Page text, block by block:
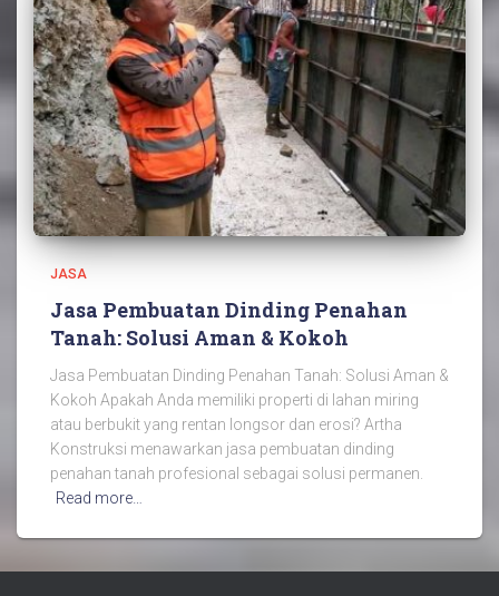
JASA
Jasa Pembuatan Dinding Penahan
Tanah: Solusi Aman & Kokoh
Jasa Pembuatan Dinding Penahan Tanah: Solusi Aman &
Kokoh Apakah Anda memiliki properti di lahan miring
atau berbukit yang rentan longsor dan erosi? Artha
Konstruksi menawarkan jasa pembuatan dinding
penahan tanah profesional sebagai solusi permanen.
Read more…